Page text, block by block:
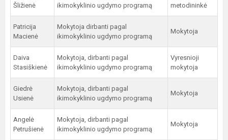
Šližienė
ikimokyklinio ugdymo programą
metodininkė
Patricija
Macienė
Mokytoja dirbanti pagal
ikimokyklinio ugdymo programą
Mokytoja
Daiva
Stasiškienė
Mokytoja, dirbanti pagal
ikimokyklinio ugdymo programą
Vyresnioji
mokytoja
Giedrė
Usienė
Mokytoja, dirbanti pagal
ikimokyklinio ugdymo programą
Mokytoja
Angelė
Petrušienė
Mokytoja, dirbanti pagal
ikimokyklinio ugdymo programą
Mokytoja